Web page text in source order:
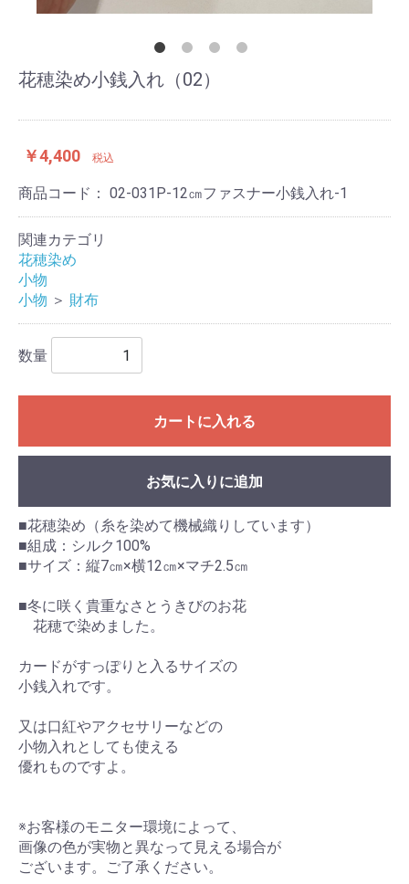
花穂染め小銭入れ（02）
￥4,400 税込
商品コード： 02-031P-12㎝ファスナー小銭入れ-1
関連カテゴリ
花穂染め
小物
小物 ＞ 財布
数量
カートに入れる
お気に入りに追加
■花穂染め（糸を染めて機械織りしています）
■組成：シルク100%
■サイズ：縦7㎝×横12㎝×マチ2.5㎝
■冬に咲く貴重なさとうきびのお花
花穂で染めました。
カードがすっぽりと入るサイズの
小銭入れです。
又は口紅やアクセサリーなどの
小物入れとしても使える
優れものですよ。
※お客様のモニター環境によって、
画像の色が実物と異なって見える場合が
ございます。ご了承ください。